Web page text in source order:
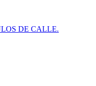
DE CALLE.